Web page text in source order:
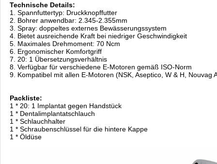
Technische Details:
1. Spannfuttertyp: Druckknopffutter
2. Bohrer anwendbar: 2.345-2.355mm
3. Spray: doppeltes externes Bewässerungssystem
4. Bietet ausreichende Kraft bei niedriger Geschwindigkeit
5. Maximales Drehmoment: 70 Ncm
6. Ergonomischer Komfortgriff
7. 20: 1 Übersetzungsverhältnis
8. Verfügbar für verschiedene E-Motoren gemäß ISO-Norm
9. Kompatibel mit allen E-Motoren (NSK, Aseptico, W & H, Nouvag
Packliste:
1 * 20: 1 Implantat gegen Handstück
1 * Dentalimplantatschlauch
1 * Schlauchhalter
1 * Schraubenschlüssel für die hintere Kappe
1 * Öldüse